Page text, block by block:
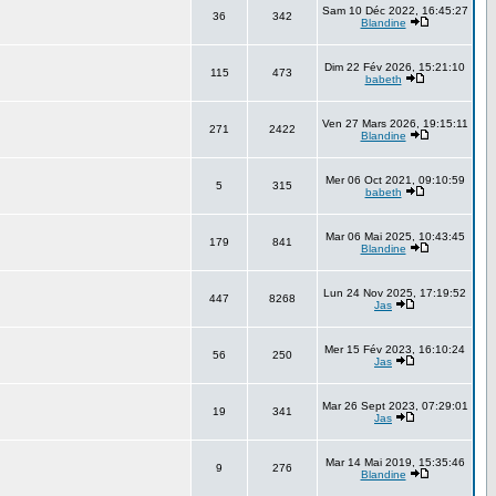
36 342
Sam 10 Déc 2022, 16:45:27
Blandine
115 473
Dim 22 Fév 2026, 15:21:10
babeth
271 2422
Ven 27 Mars 2026, 19:15:11
Blandine
5 315
Mer 06 Oct 2021, 09:10:59
babeth
179 841
Mar 06 Mai 2025, 10:43:45
Blandine
447 8268
Lun 24 Nov 2025, 17:19:52
Jas
56 250
Mer 15 Fév 2023, 16:10:24
Jas
19 341
Mar 26 Sept 2023, 07:29:01
Jas
9 276
Mar 14 Mai 2019, 15:35:46
Blandine